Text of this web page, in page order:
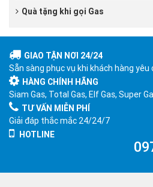
Quà tặng khi gọi Gas
GIAO TẬN NƠI 24/24
Sẵn sàng phục vụ khi khách hàng yêu
HÀNG CHÍNH HÃNG
Siam Gas, Total Gas, Elf Gas, Super
TƯ VẤN MIỄN PHÍ
Giải đáp thắc mắc 24/24/7
HOTLINE